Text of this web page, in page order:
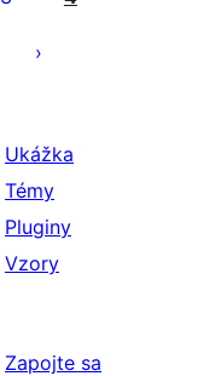
Ukážka
Témy
Pluginy
Vzory
Zapojte sa